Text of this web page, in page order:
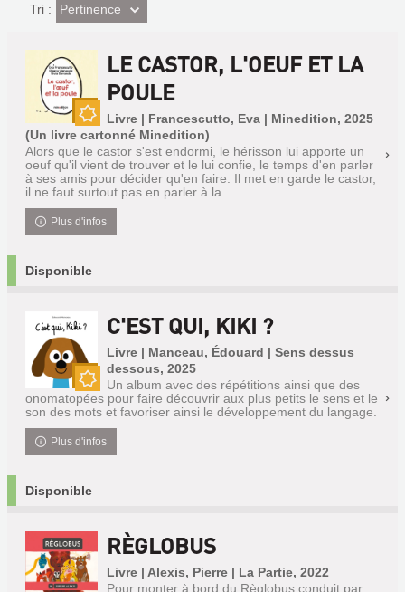
Tri : (Effet
imédiat)
Pertinence
Nouveauté
LE CASTOR, L'OEUF ET LA
POULE
Livre | Francescutto, Eva | Minedition, 2025
(Un livre cartonné Minedition)
Alors que le castor s'est endormi, le hérisson lui apporte un
oeuf qu'il vient de trouver et le lui confie, le temps d'en parler
à ses amis pour décider qu'en faire. Il met en garde le castor,
il ne faut surtout pas en parler à la...
Plus d'infos
Disponible
Nouveauté
C'EST QUI, KIKI ?
Livre | Manceau, Édouard | Sens dessus
dessous, 2025
Un album avec des répétitions ainsi que des
onomatopées pour faire découvrir aux plus petits le sens et le
son des mots et favoriser ainsi le développement du langage.
Plus d'infos
Disponible
RÈGLOBUS
Livre | Alexis, Pierre | La Partie, 2022
Pour monter à bord du Règlobus conduit par